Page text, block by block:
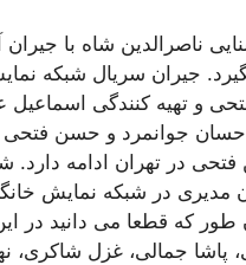
ناصرالدین شاه با
جیران سریال شبکه
جوانمرد و حسن فتحی
در تهران ادامه دارد.
مدیری در شبکه نمایش
که قطعا می دانید در
پاشا جمالی، غزل